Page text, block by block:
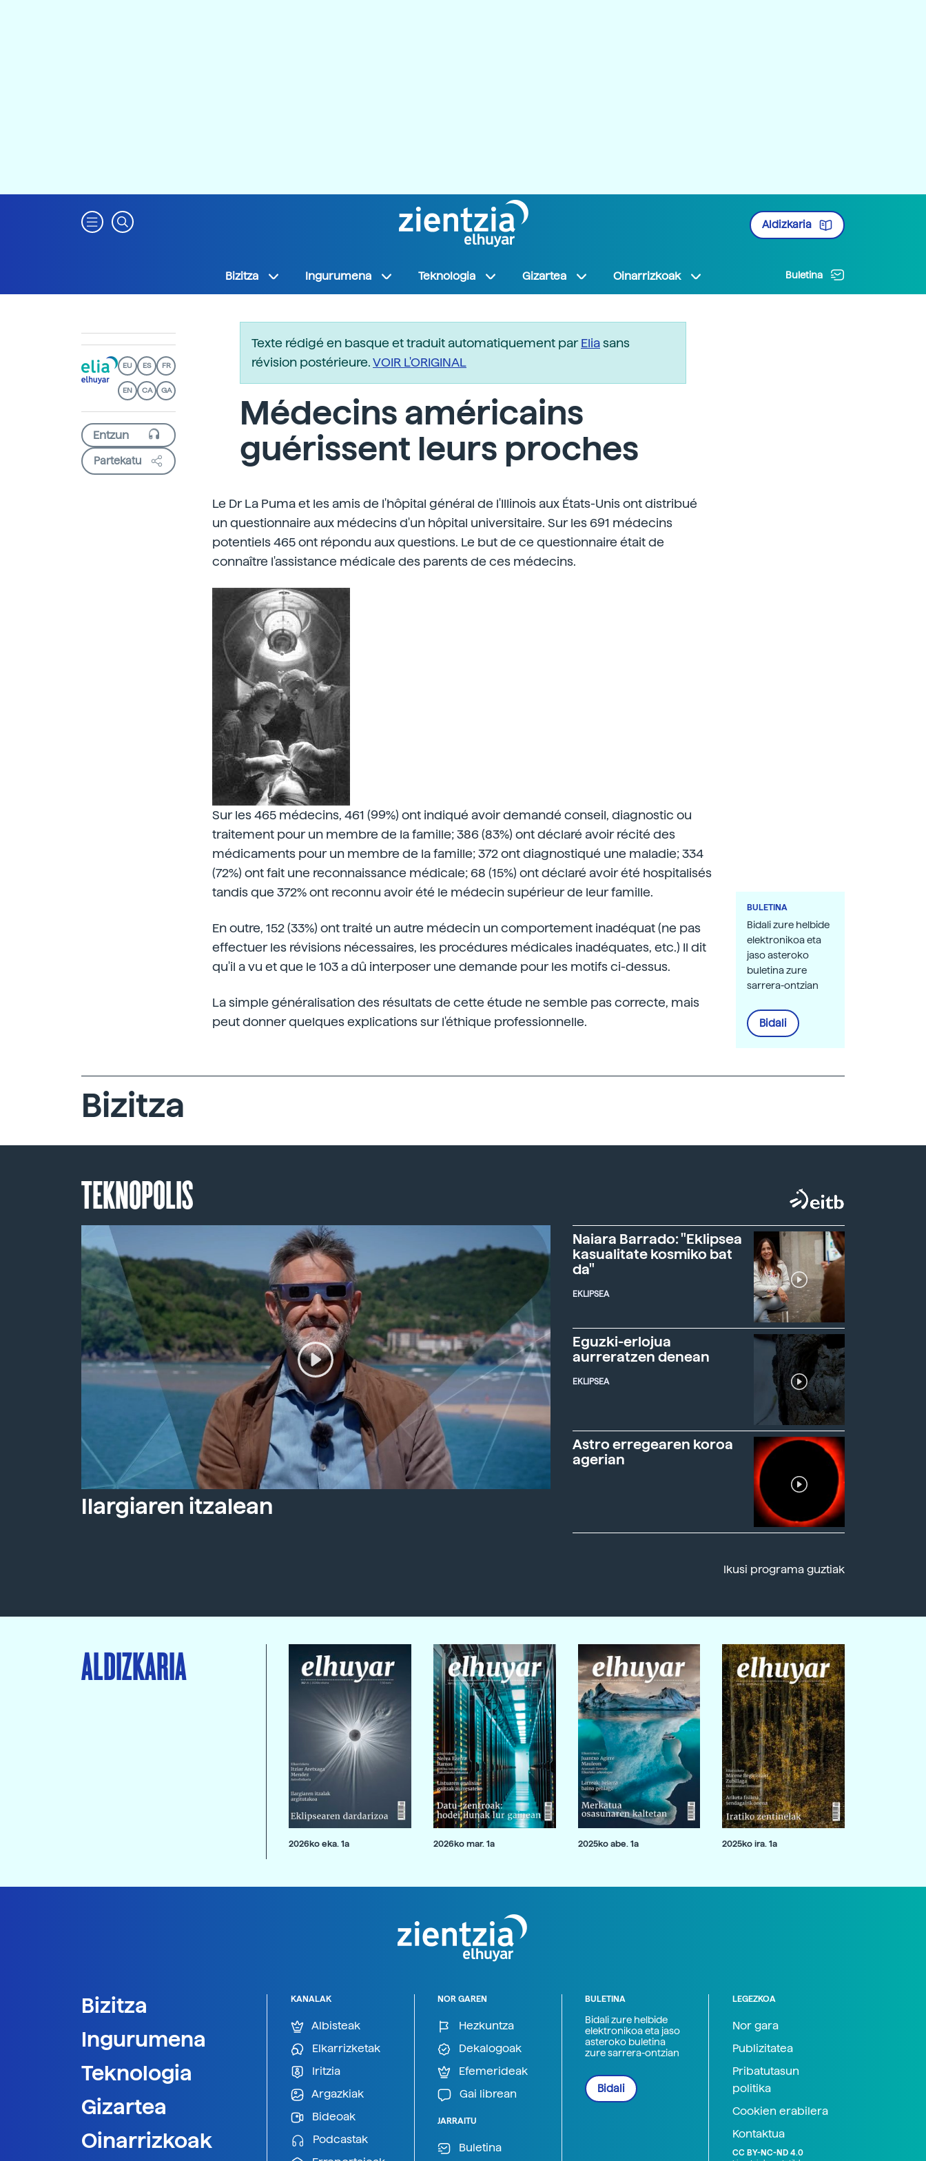
Aldizkaria
Bizitza Ingurumena Teknologia Gizartea Oinarrizkoak Buletina
EU ES FR
EN CA GA
Partekatu
Texte rédigé en basque et traduit automatiquement parEliasans
révision postérieure.VOIR L'ORIGINAL
Médecins américains
guérissent leurs proches
Le Dr La Puma et les amis de l'hôpital général de l'Illinois aux États-Unis ont distribué
un questionnaire aux médecins d'un hôpital universitaire. Sur les 691 médecins
potentiels 465 ont répondu aux questions. Le but de ce questionnaire était de
connaître l'assistance médicale des parents de ces médecins.
Sur les 465 médecins, 461 (99%) ont indiqué avoir demandé conseil, diagnostic ou
traitement pour un membre de la famille; 386 (83%) ont déclaré avoir récité des
médicaments pour un membre de la famille; 372 ont diagnostiqué une maladie; 334
(72%) ont fait une reconnaissance médicale; 68 (15%) ont déclaré avoir été hospitalisés
tandis que 372% ont reconnu avoir été le médecin supérieur de leur famille.
En outre, 152 (33%) ont traité un autre médecin un comportement inadéquat (ne pas
effectuer les révisions nécessaires, les procédures médicales inadéquates, etc.) Il dit
qu'il a vu et que le 103 a dû interposer une demande pour les motifs ci-dessus.
La simple généralisation des résultats de cette étude ne semble pas correcte, mais
peut donner quelques explications sur l'éthique professionnelle.
BULETINA
Bidali zure helbide
elektronikoa eta
jaso asteroko
buletina zure
sarrera-ontzian
Bidali
Bizitza
TEKNOPOLIS
Ilargiaren itzalean
Naiara Barrado: "Eklipsea
kasualitate kosmiko bat
da"
EKLIPSEA
Eguzki-erlojua
aurreratzen denean
EKLIPSEA
Astro erregearen koroa
agerian
Ikusi programa guztiak
ALDIZKARIA
2026ko eka. 1a 2026ko mar. 1a 2025ko abe. 1a 2025ko ira. 1a
Bizitza
Ingurumena
Teknologia
Gizartea
Oinarrizkoak
KANALAK
Albisteak
Elkarrizketak
Iritzia
Argazkiak
Bideoak
Podcastak
NOR GAREN
Hezkuntza
Dekalogoak
Efemerideak
Gai librean
JARRAITU
Buletina
BULETINA
Bidali zure helbide
elektronikoa eta jaso
asteroko buletina
zure sarrera-ontzian
Bidali
LEGEZKOA
Nor gara
Publizitatea
Pribatutasun
politika
Cookien erabilera
Kontaktua
CC BY-NC-ND 4.0